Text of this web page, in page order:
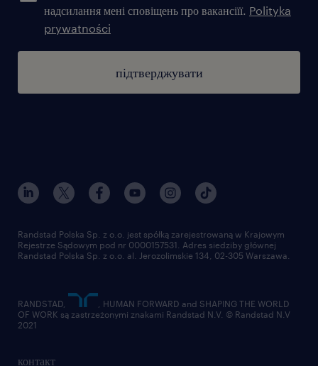
надсилання мені сповіщень про вакансіїї. Polityka
prywatności
підтверджувати
контакт
Randstad Polska Sp. z o.o. jest spółką zarejestrowaną w Krajowym
Rejestrze Sądowym pod nr 0000157531. Adres siedziby głównej
Randstad Polska Sp. z o.o. al. Jerozolimskie 134, 02-305 Warszawa.
RANDSTAD,
, HUMAN FORWARD and SHAPING THE WORLD
OF WORK są zastrzeżonymi znakami Randstad N.V. © Randstad N.V
2021